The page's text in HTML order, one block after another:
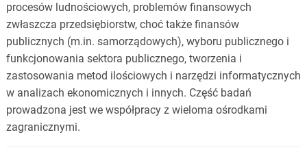
procesów ludnościowych, problemów finansowych
zwłaszcza przedsiębiorstw, choć także finansów
publicznych (m.in. samorządowych), wyboru publicznego i
funkcjonowania sektora publicznego, tworzenia i
zastosowania metod ilościowych i narzędzi informatycznych
w analizach ekonomicznych i innych. Część badań
prowadzona jest we współpracy z wieloma ośrodkami
zagranicznymi.